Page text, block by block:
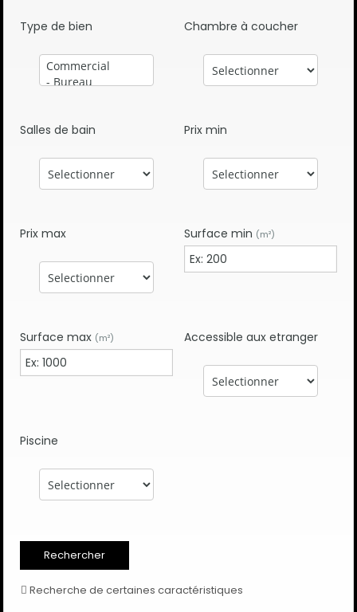
Type de bien Chambre à coucher
Salles de bain Prix min
Prix max Surface min (m²)
Surface max (m²) Accessible aux etranger
Piscine
Recherche de certaines caractéristiques